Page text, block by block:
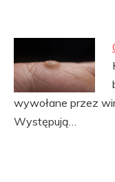
wywołane przez
Występują…